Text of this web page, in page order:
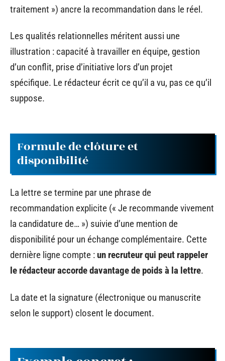
traitement ») ancre la recommandation dans le réel.
Les qualités relationnelles méritent aussi une
illustration : capacité à travailler en équipe, gestion
d’un conflit, prise d’initiative lors d’un projet
spécifique. Le rédacteur écrit ce qu’il a vu, pas ce qu’il
suppose.
Formule de clôture et
disponibilité
La lettre se termine par une phrase de
recommandation explicite (« Je recommande vivement
la candidature de… ») suivie d’une mention de
disponibilité pour un échange complémentaire. Cette
dernière ligne compte : un recruteur qui peut rappeler
le rédacteur accorde davantage de poids à la lettre.
La date et la signature (électronique ou manuscrite
selon le support) closent le document.